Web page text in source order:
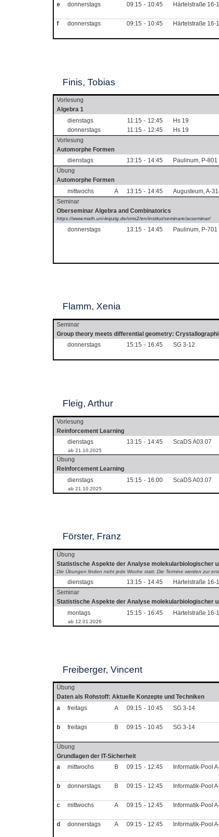
e donnerstags 09:15 - 10:45 Härtelstraße 16-
f donnerstags 09:15 - 10:45 Härtelstraße 16-
Finis, Tobias
Vorlesung
Algebra 1
dienstags
11:15 - 12:45
Hs 19
donnerstags
11:15 - 12:45
Hs 19
Vorlesung
Automorphe Formen
dienstags
13:15 - 14:45
Paulinum, P-801
Übung
Automorphe Formen
mittwochs
A 13:15 - 14:45
Augusteum, A-
Seminar
Oberseminar Algebra and Combinatorics
https://www.math.uni-leipzig.de/cms2/en/institut/seminare/acseminar/
donnerstags 13:15 - 14:45 Paulinum, P-701
Flamm, Xenia
Seminar
Group theory meets differential geometry:
donnerstags
15:15 - 16:45 SG 3-12
Fleig, Arthur
Vorlesung
Reinforcement Learning
dienstags
13:15 - 14:45
ab 21.10.2025
ScaDS A03.07
Übung
Reinforcement Learning
dienstags
15:15 - 16:00
ab 21.10.2025
ScaDS A03.07
Förster, Franz
Übung
Statistische Aspekte der Analyse molekularbiologischer
Die Übungen finden nicht jede Woche statt. Die Termine werden zur
dienstags 13:15 - 14:45
Härtelstraße 16-
Seminar
Statistische Aspekte der Analyse molekularbiologischer
montags
15:15 - 16:45
ab 12.01.2026
Härtelstraße 16-
Freiberger, Vincent
Übung
Daten als Rohstoff: Aktuelle Konzepte und Techniken
a
freitags A 09:15 - 10:45 SG 3-14
b freitags B 09:15 - 10:45 SG 3-14
Übung
Grundlagen der IT-Sicherheit
a
mittwochs B 09:15 - 12:45 Informatik-Pool
b donnerstags B 09:15 - 12:45 Informatik-Pool
c mittwochs A 09:15 - 12:45 Informatik-Pool
d donnerstags A 09:15 - 12:45 Informatik-Pool